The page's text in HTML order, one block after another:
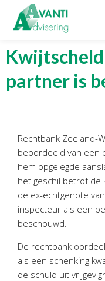
Organisatie
Onze medewerkers
Sponsoring
Onzediensten
Financiele Administratie
Tijdelijk financieel
Personeel &
Zoeken
naar:
partner is
Rechtbank Zeeland-
beoordeeld van een
hem opgelegde
het geschil betrof de
de ex-echtgenote
inspecteur als een
beschouwd.
De rechtbank
als een schenking
de schuld uit